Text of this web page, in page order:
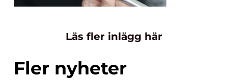
Läs fler inlägg här
Fler nyheter